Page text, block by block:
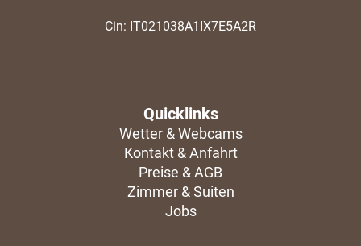
Cin: IT021038A1IX7E5A2R
Quicklinks
Wetter & Webcams
Kontakt & Anfahrt
Preise & AGB
Zimmer & Suiten
Jobs